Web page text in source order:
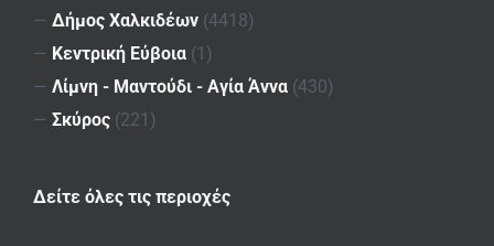
— Δήμος Χαλκιδέων (4418)
— Κεντρική Εύβοια (1)
— Λίμνη - Μαντούδι - Αγία Άννα (430)
— Σκύρος (221)
Δείτε όλες τις περιοχές